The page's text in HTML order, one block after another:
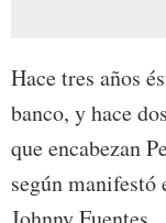
Hace tres años
banco, y hace
que encabezan
según